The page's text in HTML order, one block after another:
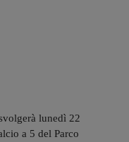
lunedì 22
a 5 del Parco